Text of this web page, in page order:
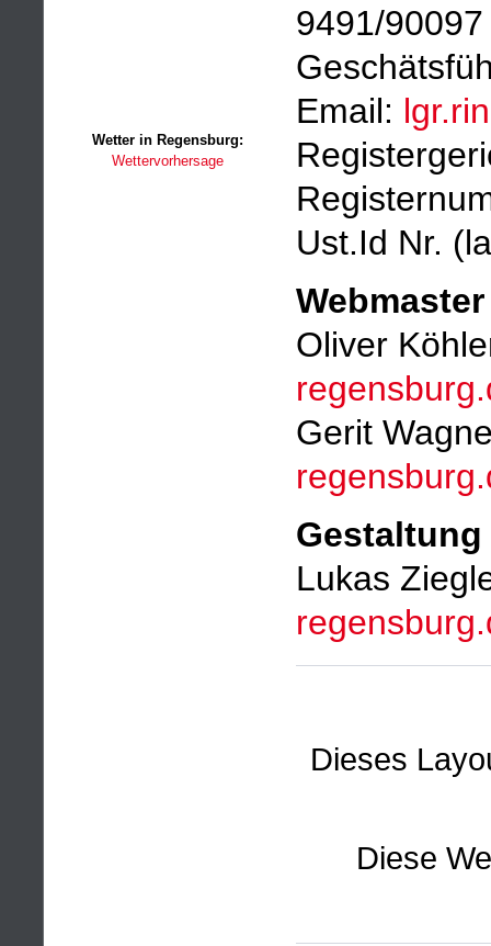
Wetter in Regensburg:
Wettervorhersage
9491/90097
Email:
Ust.Id Nr.
Webmaster
Oliver
Gerit
Gestaltung
Lukas
Dieses
Diese